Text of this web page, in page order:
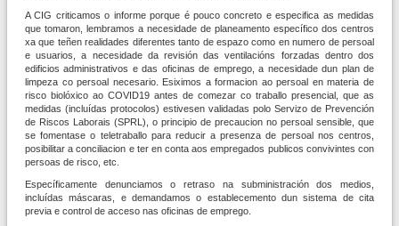
A CIG criticamos o informe porque é pouco concreto e especifica as medidas
que tomaron, lembramos a necesidade de planeamento específico dos centros
xa que teñen realidades diferentes tanto de espazo como en numero de persoal
e usuarios, a necesidade da revisión das ventilacións forzadas dentro dos
edificios administrativos e das oficinas de emprego, a necesidade dun plan de
limpeza co persoal necesario. Esiximos a formacion ao persoal en materia de
risco biolóxico ao COVID19 antes de comezar co traballo presencial, que as
medidas (incluídas protocolos) estivesen validadas polo Servizo de Prevención
de Riscos Laborais (SPRL), o principio de precaucion no persoal sensible, que
se fomentase o teletraballo para reducir a presenza de persoal nos centros,
posibilitar a conciliacion e ter en conta aos empregados publicos convivintes con
persoas de risco, etc.
Específicamente denunciamos o retraso na subministración dos medios,
incluídas máscaras, e demandamos o establecemento dun sistema de cita
previa e control de acceso nas oficinas de emprego.